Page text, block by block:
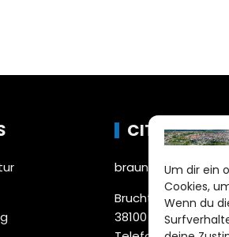
Um dir ein
Cookies,
Wenn du
CITYLIFE!
Bruchtorwall 12
38100